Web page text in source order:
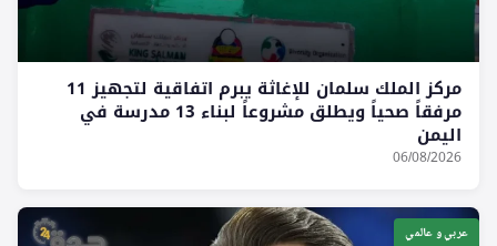
مركز الملك سلمان للإغاثة يبرم اتفاقية لتجهيز 11
مرفقاً صحياً ويطلق مشروعاً لبناء 13 مدرسة في
اليمن
06/08/2026
عربي و عالمي